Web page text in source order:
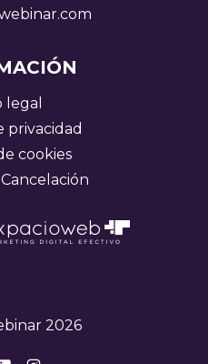
legal
privacidad
cookies
2026